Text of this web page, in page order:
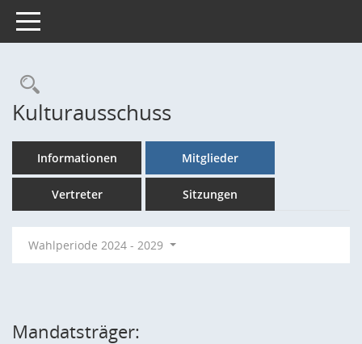
Toggle navigation
Rechercheauswahl
Kulturausschuss
Informationen Mitglieder
Vertreter Sitzungen
Wahlperiode 2024 - 2029
Mandatsträger: